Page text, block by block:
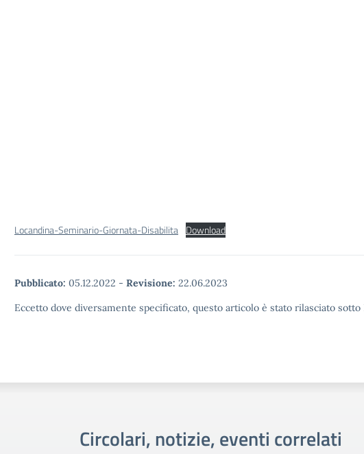
Locandina-Seminario-Giornata-Disabilita Download
Pubblicato: 05.12.2022 - Revisione: 22.06.2023
Eccetto dove diversamente specificato, questo articolo è stato rilasciato
Circolari, notizie, eventi correlati